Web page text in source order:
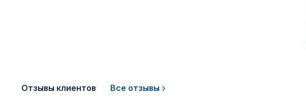
Отзывы клиентов Все отзывы